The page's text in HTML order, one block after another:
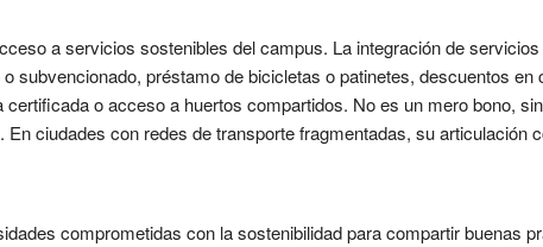
a servicios sostenibles del campus. La integración de
subvencionado, préstamo de bicicletas o patinetes, descuentos
o acceso a huertos compartidos. No es un mero bono,
ciudades con redes de transporte fragmentadas, su articulación
comprometidas con la sostenibilidad para compartir buenas